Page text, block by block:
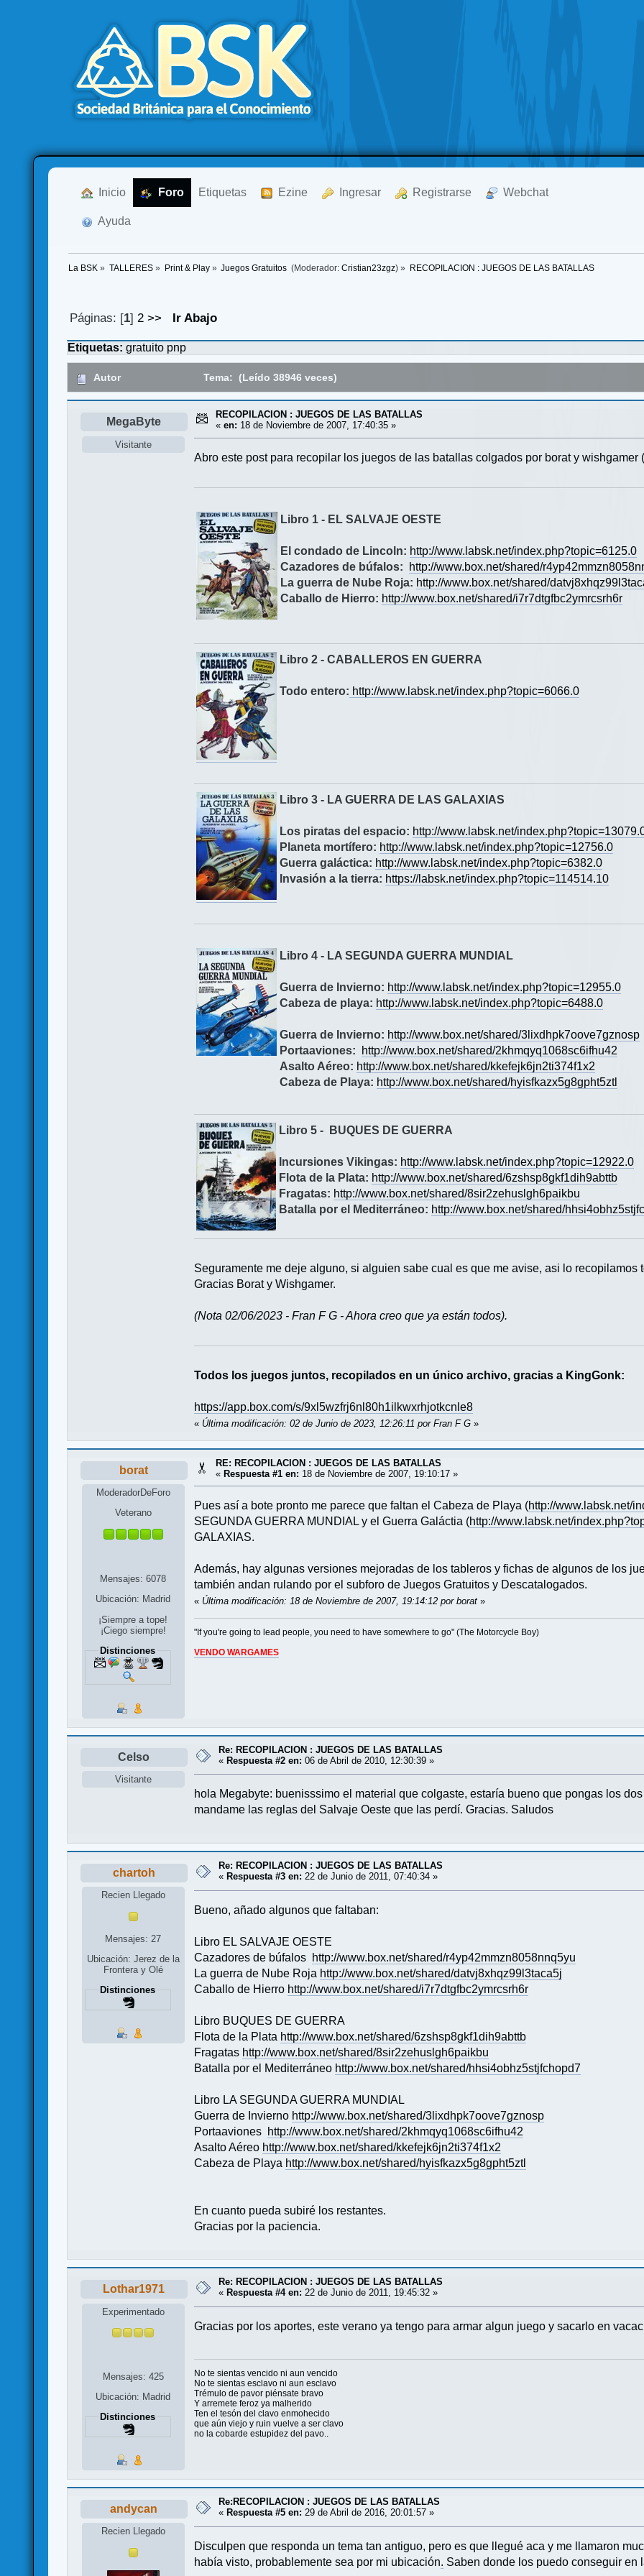
Inicio Foro Etiquetas Ezine Ingresar Registrarse Webchat
Ayuda
La BSK » TALLERES» Print & Play» Juegos Gratuitos (Moderador:Cristian23zgz) » RECOPILACION : JUEGOS DE LAS BATALLAS
Páginas: [1] 2 >> Ir Abajo
Etiquetas:gratuito pnp
Autor Tema: (Leído 38946 veces)
MegaByte
Visitante
RECOPILACION : JUEGOS DE LAS BATALLAS
«en: 18 de Noviembre de 2007, 17:40:35 »
Abro este post para recopilar los juegos de las batallas colgados por borat y wishgamer
Libro 1 - EL SALVAJE OESTE
El condado de Lincoln: http://www.labsk.net/index.php?topic=6125.0
Cazadores de búfalos:
http://www.box.net/shared/
La guerra de Nube Roja: http://www.box.net/shared/
Caballo de Hierro: http://www.box.net/shared/i7r7dtgfbc2ymrcsrh6r
Libro 2 - CABALLEROS EN GUERRA
Todo entero: http://www.labsk.net/index.php?topic=6066.0
Libro 3 - LA GUERRA DE LAS GALAXIAS
Los piratas del espacio: http://www.labsk.net/
Planeta mortífero: http://www.labsk.net/index.php?topic=12756.0
Guerra galáctica: http://www.labsk.net/index.php?topic=6382.0
Invasión a la tierra: https://labsk.net/index.php?topic=114514.10
Libro 4 - LA SEGUNDA GUERRA MUNDIAL
Guerra de Invierno: http://www.labsk.net/index.php?topic=12955.0
Cabeza de playa: http://www.labsk.net/index.php?topic=6488.0
Guerra de Invierno: http://www.box.net/shared/3lixdhpk7oove7gznosp
Portaaviones:
http://www.box.net/shared/2khmqyq1068sc6ifhu42
Asalto Aéreo: http://www.box.net/shared/kkefejk6jn2ti374f1x2
Cabeza de Playa: http://www.box.net/shared/hyisfkazx5g8gpht5ztl
Libro 5 - BUQUES DE GUERRA
Incursiones Vikingas: http://www.labsk.net/index.php?topic=12922.0
Flota de la Plata: http://www.box.net/shared/6zshsp8gkf1dih9abttb
Fragatas: http://www.box.net/shared/8sir2zehuslgh6paikbu
Batalla por el Mediterráneo: http://www.box.net/shared/
Seguramente me deje alguno, si alguien sabe cual es que me avise, asi lo recopilamos
Gracias Borat y Wishgamer.
(Nota 02/06/2023 - Fran F G - Ahora creo que ya están todos).
Todos los juegos juntos, recopilados en un único archivo, gracias a KingGonk:
https://app.box.com/s/9xl5wzfrj6nl80h1ilkwxrhjotkcnle8
« Última modificación: 02 de Junio de 2023, 12:26:11 por Fran F G »
borat
ModeradorDeForo
Veterano
Mensajes: 6078
Ubicación: Madrid
¡Siempre a tope!
¡Ciego siempre!
Distinciones
RE: RECOPILACION : JUEGOS DE LAS BATALLAS
«Respuesta #1 en: 18 de Noviembre de 2007, 19:10:17 »
Pues así a bote pronto me parece que faltan el Cabeza de Playa (http://www.labsk.net/
SEGUNDA GUERRA MUNDIAL y el Guerra Galáctia (http://www.labsk.net/
GALAXIAS.
Además, hay algunas versiones mejoradas de los tableros y fichas de algunos de los
también andan rulando por el subforo de Juegos Gratuitos y Descatalogados.
« Última modificación: 18 de Noviembre de 2007, 19:14:12 por borat »
"If you're going to lead people, you need to have somewhere to go" (The Motorcycle Boy)
VENDO WARGAMES
Celso
Visitante
Re: RECOPILACION : JUEGOS DE LAS BATALLAS
« Respuesta #2 en: 06 de Abril de 2010, 12:30:39 »
hola Megabyte: buenisssimo el material que colgaste, estaría bueno que pongas los
mandame las reglas del Salvaje Oeste que las perdí. Gracias. Saludos
chartoh
Recien Llegado
Mensajes: 27
Ubicación: Jerez de la
Frontera y Olé
Distinciones
Re: RECOPILACION : JUEGOS DE LAS BATALLAS
« Respuesta #3 en: 22 de Junio de 2011, 07:40:34 »
Bueno, añado algunos que faltaban:
Libro EL SALVAJE OESTE
Cazadores de búfalos http://www.box.net/shared/r4yp42mmzn8058nnq5yu
La guerra de Nube Roja http://www.box.net/shared/datvj8xhqz99l3taca5j
Caballo de Hierro http://www.box.net/shared/i7r7dtgfbc2ymrcsrh6r
Libro BUQUES DE GUERRA
Flota de la Plata http://www.box.net/shared/6zshsp8gkf1dih9abttb
Fragatas http://www.box.net/shared/8sir2zehuslgh6paikbu
Batalla por el Mediterráneo http://www.box.net/shared/hhsi4obhz5stjfchopd7
Libro LA SEGUNDA GUERRA MUNDIAL
Guerra de Invierno http://www.box.net/shared/3lixdhpk7oove7gznosp
Portaaviones http://www.box.net/shared/2khmqyq1068sc6ifhu42
Asalto Aéreo http://www.box.net/shared/kkefejk6jn2ti374f1x2
Cabeza de Playa http://www.box.net/shared/hyisfkazx5g8gpht5ztl
En cuanto pueda subiré los restantes.
Gracias por la paciencia.
Lothar1971
Experimentado
Mensajes: 425
Ubicación: Madrid
Distinciones
Re: RECOPILACION : JUEGOS DE LAS BATALLAS
« Respuesta #4 en: 22 de Junio de 2011, 19:45:32 »
Gracias por los aportes, este verano ya tengo para armar algun juego y sacarlo en
No te sientas vencido ni aun vencido
No te sientas esclavo ni aun esclavo
Trémulo de pavor piénsate bravo
Y arremete feroz ya malherido
Ten el tesón del clavo enmohecido
que aún viejo y ruin vuelve a ser clavo
no la cobarde estupidez del pavo..
andycan
Recien Llegado
Re:RECOPILACION : JUEGOS DE LAS BATALLAS
« Respuesta #5 en: 29 de Abril de 2016, 20:01:57 »
Disculpen que responda un tema tan antiguo, pero es que llegué aca y me llamaron
había visto, probablemente sea por mi ubicación. Saben donde los puedo conseguir en